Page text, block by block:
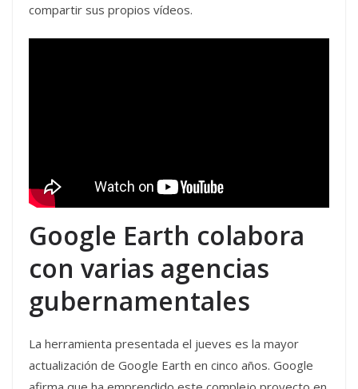
compartir sus propios vídeos.
Google Earth colabora
con varias agencias
gubernamentales
La herramienta presentada el jueves es la mayor
actualización de Google Earth en cinco años. Google